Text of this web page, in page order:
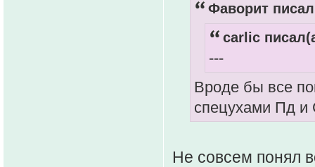
Фаворит
carlic
---
Вроде бы все
спецухами Пд и
Не совсем понял